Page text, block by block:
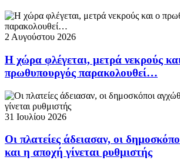
2 Αυγούστου 2026
Η χώρα φλέγεται, μετρά νεκρούς
πρωθυπουργός παρακολουθεί…
31 Ιουλίου 2026
Οι πλατείες άδειασαν, οι
και η αποχή γίνεται ρυθμιστής